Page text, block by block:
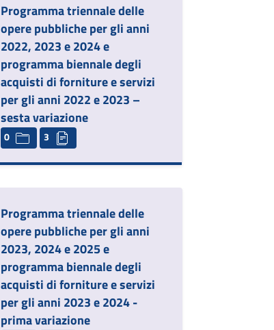
Programma triennale delle
opere pubbliche per gli anni
2022, 2023 e 2024 e
programma biennale degli
acquisti di forniture e servizi
per gli anni 2022 e 2023 –
sesta variazione
0 3
Programma triennale delle
opere pubbliche per gli anni
2023, 2024 e 2025 e
programma biennale degli
acquisti di forniture e servizi
per gli anni 2023 e 2024 -
prima variazione